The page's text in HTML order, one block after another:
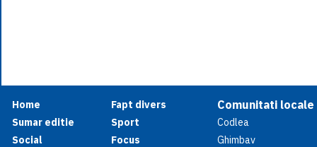
Home
Sumar editie
Social
Fapt divers
Sport
Focus
Comunitati locale
Codlea
Ghimbav